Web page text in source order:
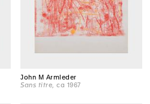
John M Armleder
Sans titre , ca 1967